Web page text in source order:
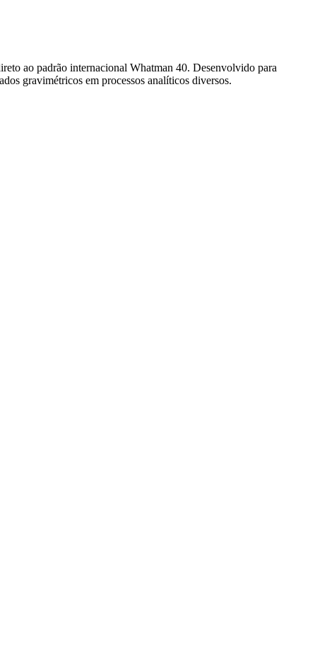
ao padrão internacional Whatman 40. Desenvolvido para
gravimétricos em processos analíticos diversos.